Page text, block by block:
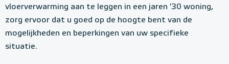
vloerverwarming aan te leggen in een jaren '30 woning,
zorg ervoor dat u goed op de hoogte bent van de
mogelijkheden en beperkingen van uw specifieke
situatie.